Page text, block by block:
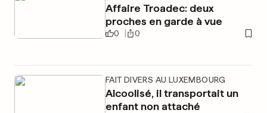
Affaire Troadec: deux
proches en garde à vue
0 0
FAIT DIVERS AU LUXEMBOURG
Alcoolisé, il transportait un
enfant non attaché